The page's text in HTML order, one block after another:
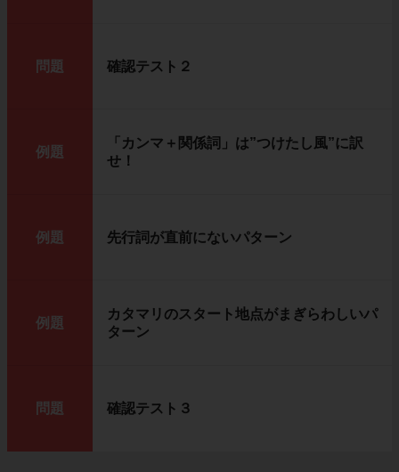
問題 確認テスト２
例題
「カンマ＋関係詞」は”つけたし風”に訳
せ！
例題 先行詞が直前にないパターン
例題
カタマリのスタート地点がまぎらわしいパ
ターン
問題 確認テスト３